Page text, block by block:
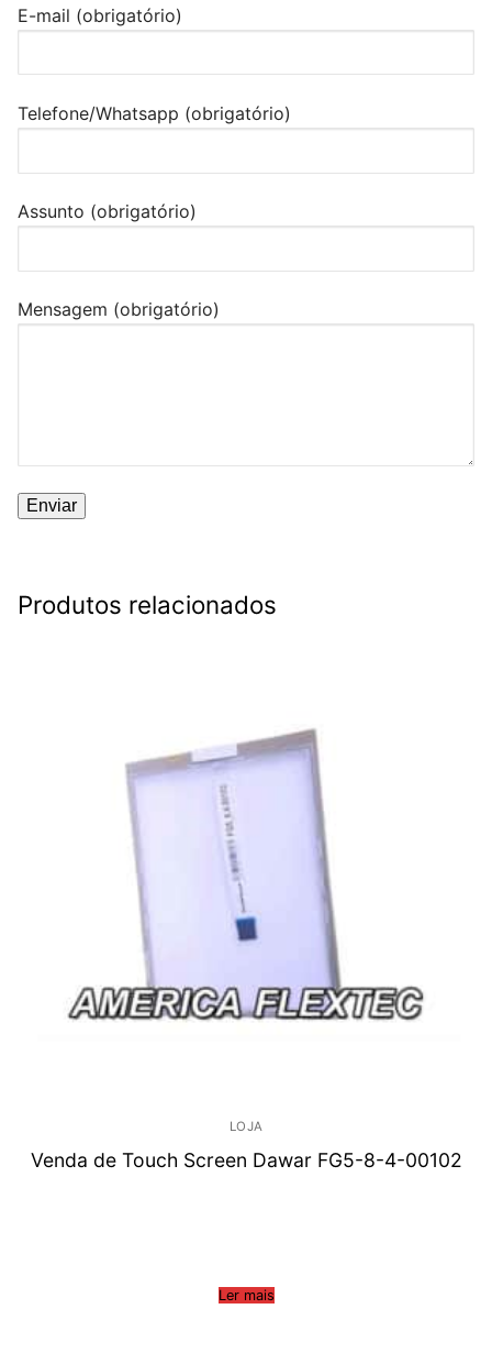
E-mail (obrigatório)
Telefone/Whatsapp (obrigatório)
Assunto (obrigatório)
Mensagem (obrigatório)
Produtos relacionados
LOJA
Venda de Touch Screen Dawar FG5-8-4-00102
Ler mais